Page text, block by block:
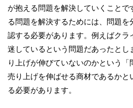
が抱える問題を解決していくことで
る問題を解決するためには、問題
認する必要があります。例えばクラ
迷しているという問題だあったとし
り上げが伸びていないのかという「
売り上げを伸ばせる商材であるかと
る必要があります。